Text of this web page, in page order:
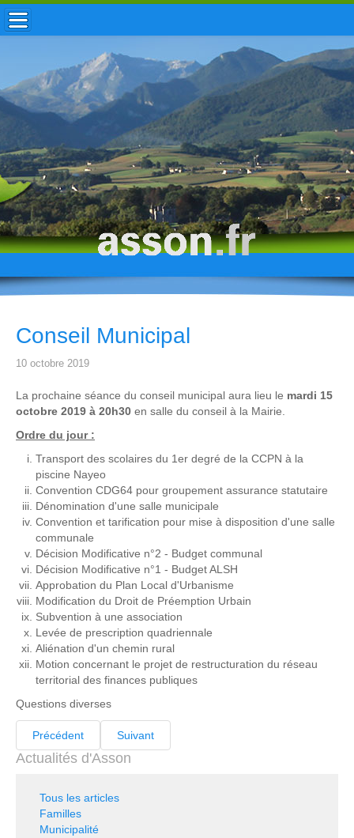
ACCUEIL / INFOS
MUNICIPALITÉ
VIE LOCALE
ENFANCE
TOURISME
HISTOIRE
Conseil Municipal
10 octobre 2019
La prochaine séance du conseil municipal aura lieu le mardi 15
octobre 2019 à 20h30 en salle du conseil à la Mairie.
Ordre du jour :
Transport des scolaires du 1er degré de la CCPN à la
piscine Nayeo
Convention CDG64 pour groupement assurance statutaire
Dénomination d'une salle municipale
Convention et tarification pour mise à disposition d'une salle
communale
Décision Modificative n°2 - Budget communal
Décision Modificative n°1 - Budget ALSH
Approbation du Plan Local d'Urbanisme
Modification du Droit de Préemption Urbain
Subvention à une association
Levée de prescription quadriennale
Aliénation d'un chemin rural
Motion concernant le projet de restructuration du réseau
territorial des finances publiques
Questions diverses
Précédent Suivant
Actualités d'Asson
Tous les articles
Familles
Municipalité